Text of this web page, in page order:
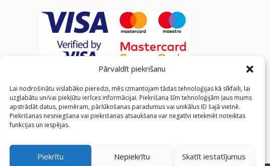
Pārvaldīt piekrišanu
Lai nodrošinātu vislabāko pieredzi, mēs izmantojam tādas tehnoloģijas kā sīkfaili, lai
uzglabātu un/vai piekļūtu ierīces informācijai. Piekrišana šīm tehnoloģijām ļaus mums
apstrādāt datus, piemēram, pārlūkošanas paradumus vai unikālus ID šajā vietnē.
Piekrišanas nesniegšana vai piekrišanas atsaukšana var negatīvi ietekmēt noteiktas
funkcijas un iespējas.
Piekrītu Nepiekrītu Skatīt iestatījumus